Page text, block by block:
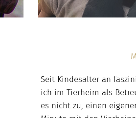
Seit Kindesalter an
ich im Tierheim als
es nicht zu, einen